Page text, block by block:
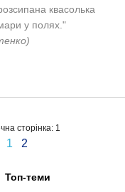
квасолька
у полях."
сторінка: 1
1 2
Топ-теми